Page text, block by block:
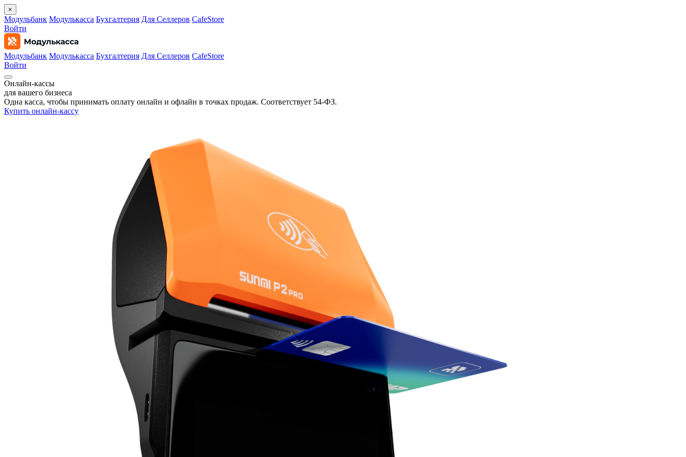
×
Модульбанк Модулькасса Бухгалтерия Для Селлеров CafeStore
Войти
Модульбанк Модулькасса Бухгалтерия Для Селлеров CafeStore
Войти
Онлайн‑кассы
для вашего бизнеса
Одна касса, чтобы принимать оплату онлайн и офлайн в точках продаж. Соответствует 54‑ФЗ.
Купить онлайн-кассу